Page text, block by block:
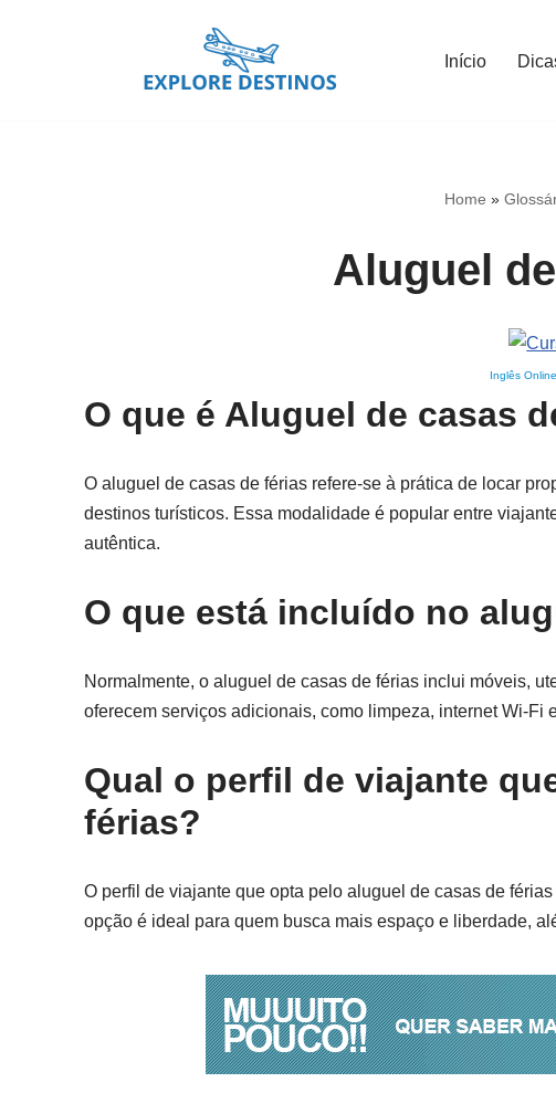
Início
Home »
Aluguel
Inglês Online
O que é Aluguel de casas
O aluguel de casas de férias refere-se à prática de locar
destinos turísticos. Essa modalidade é popular entre
autêntica.
O que está incluído no
Normalmente, o aluguel de casas de férias inclui móveis,
oferecem serviços adicionais, como limpeza, internet Wi-
Qual o perfil de viajante
férias?
O perfil de viajante que opta pelo aluguel de casas de
opção é ideal para quem busca mais espaço e liberdade,